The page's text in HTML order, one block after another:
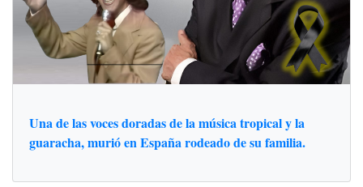
Una de las voces doradas de la música tropical y la
guaracha, murió en España rodeado de su familia.